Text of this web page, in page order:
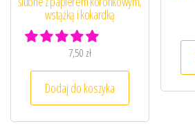
wstążką i kokardką
7,50 zł
Dodaj do koszyka